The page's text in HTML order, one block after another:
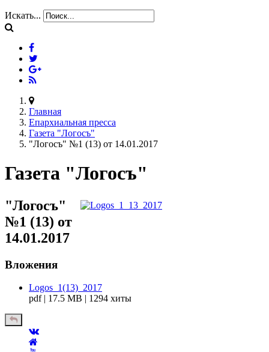
Искать...
Главная
Епархиальная пресса
Газета "Логосъ"
"Логосъ" №1 (13) от 14.01.2017
Газета "Логосъ"
"Логосъ"
№1 (13) от
14.01.2017
Вложения
Logos_1(13)_2017
pdf | 17.5 MB | 1294 хиты